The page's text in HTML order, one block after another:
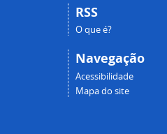
RSS
O que é?
Navegação
Acessibilidade
Mapa do site